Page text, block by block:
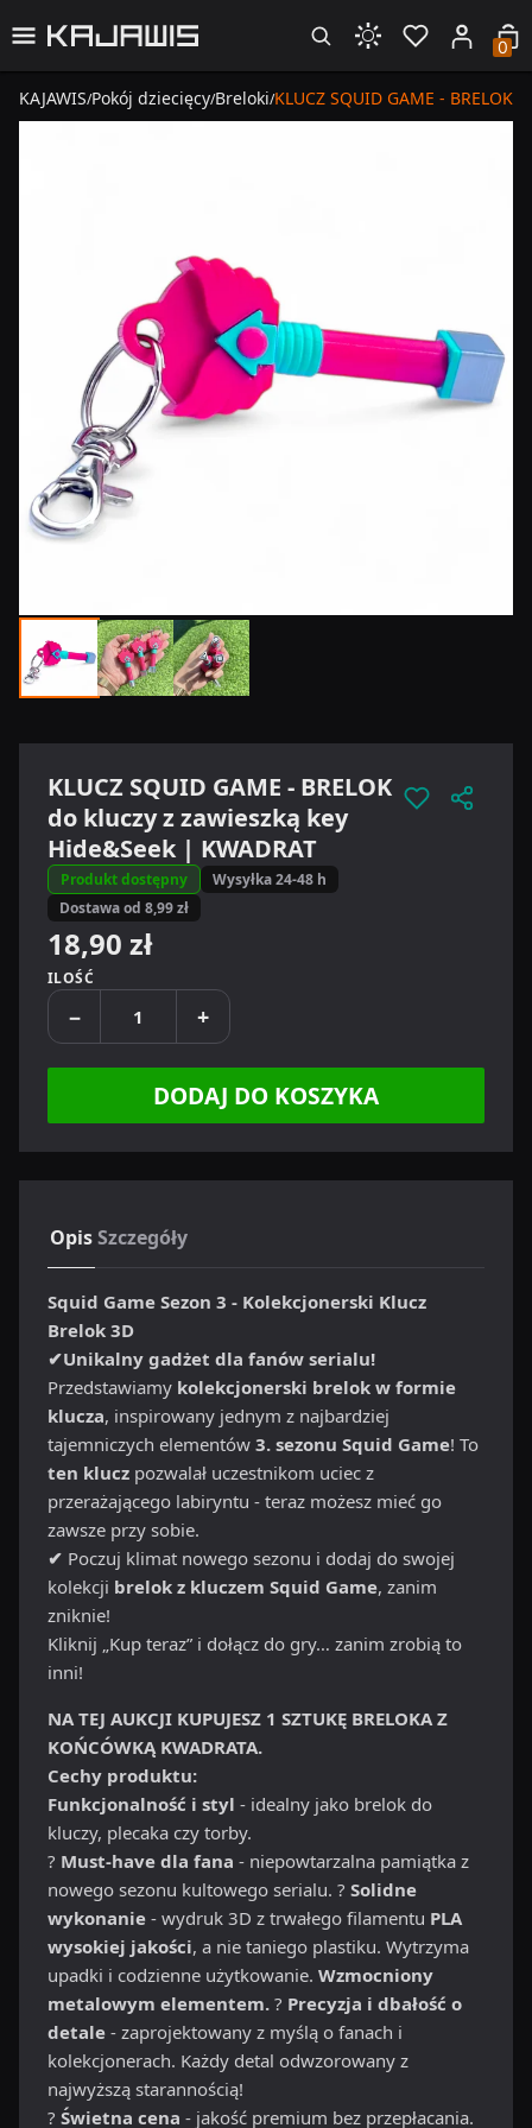
0
KAJAWIS/Pokój dziecięcy/Breloki/KLUCZ SQUID GAME - BRELOK
KLUCZ SQUID GAME - BRELOK
do kluczy z zawieszką key
Hide&Seek | KWADRAT
Produkt dostępny
Wysyłka 24-48 h
Dostawa od 8,99 zł
18,90 zł
ILOŚĆ
− +
DODAJ DO KOSZYKA
OpisSzczegóły
Squid Game Sezon 3 - Kolekcjonerski Klucz
Brelok 3D
✔Unikalny gadżet dla fanów serialu!
Przedstawiamy kolekcjonerski brelok w formie
klucza, inspirowany jednym z najbardziej
tajemniczych elementów 3. sezonu Squid Game! To
ten klucz pozwalał uczestnikom uciec z
przerażającego labiryntu - teraz możesz mieć go
zawsze przy sobie.
✔ Poczuj klimat nowego sezonu i dodaj do swojej
kolekcji brelok z kluczem Squid Game, zanim
zniknie!
Kliknij „Kup teraz” i dołącz do gry… zanim zrobią to
inni!
NA TEJ AUKCJI KUPUJESZ 1 SZTUKĘ BRELOKA Z
KOŃCÓWKĄ KWADRATA.
Cechy produktu:
Funkcjonalność i styl - idealny jako brelok do
kluczy, plecaka czy torby.
? Must-have dla fana - niepowtarzalna pamiątka z
nowego sezonu kultowego serialu. ? Solidne
wykonanie - wydruk 3D z trwałego filamentu PLA
wysokiej jakości, a nie taniego plastiku. Wytrzyma
upadki i codzienne użytkowanie. Wzmocniony
metalowym elementem. ? Precyzja i dbałość o
detale - zaprojektowany z myślą o fanach i
kolekcjonerach. Każdy detal odwzorowany z
najwyższą starannością!
? Świetna cena - jakość premium bez przepłacania.